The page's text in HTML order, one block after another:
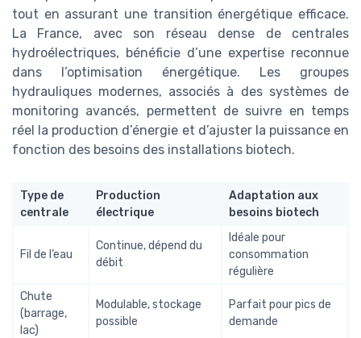
tout en assurant une transition énergétique efficace.
La France, avec son réseau dense de centrales
hydroélectriques, bénéficie d’une expertise reconnue
dans l’optimisation énergétique. Les groupes
hydrauliques modernes, associés à des systèmes de
monitoring avancés, permettent de suivre en temps
réel la production d’énergie et d’ajuster la puissance en
fonction des besoins des installations biotech.
Type de
centrale
Production
électrique
Adaptation aux
besoins biotech
Fil de l’eau
Continue, dépend du
débit
Idéale pour
consommation
régulière
Chute
(barrage,
lac)
Modulable, stockage
possible
Parfait pour pics de
demande